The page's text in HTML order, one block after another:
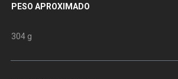
PESO APROXIMADO
304 g